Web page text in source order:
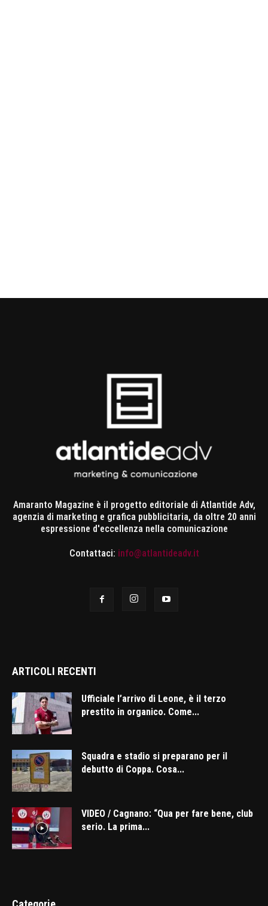
Amaranto Magazine è il progetto editoriale di Atlantide Adv,
agenzia di marketing e grafica pubblicitaria, da oltre 20 anni
espressione d'eccellenza nella comunicazione
Contattaci: info@atlantideadv.it
ARTICOLI RECENTI
Ufficiale l’arrivo di Leone, è il terzo
prestito in organico. Come...
Squadra e stadio si preparano per il
debutto di Coppa. Cosa...
VIDEO / Cagnano: “Qua per fare bene, club
serio. La prima...